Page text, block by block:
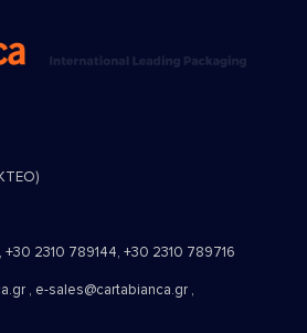
, +30 2310 789144, +30 2310 789716
, e-sales@cartabianca.gr ,